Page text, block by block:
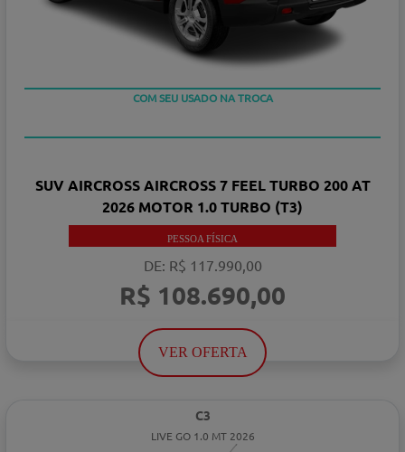
SUV AIRCROSS AIRCROSS 7 FEEL TURBO 200 AT
2026 MOTOR 1.0 TURBO (T3)
PESSOA FÍSICA
DE: R$ 117.990,00
R$ 108.690,00
VER OFERTA
C3
LIVE GO 1.0 MT 2026